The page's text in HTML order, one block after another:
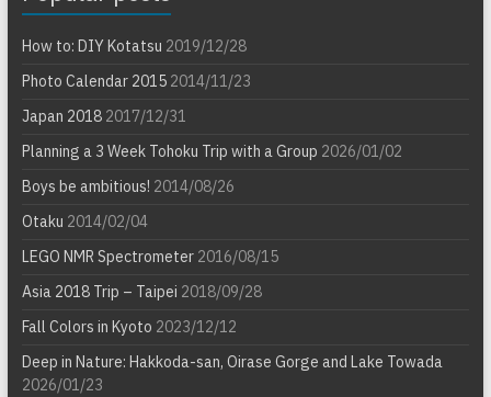
How to: DIY Kotatsu 2019/12/28
Photo Calendar 20152014/11/23
Japan 20182017/12/31
Planning a 3 Week Tohoku Trip with a Group 2026/01/02
Boys be ambitious! 2014/08/26
Otaku 2014/02/04
LEGO NMR Spectrometer2016/08/15
Asia 2018 Trip – Taipei 2018/09/28
Fall Colors in Kyoto 2023/12/12
Deep in Nature: Hakkoda-san, Oirase Gorge and Lake Towada
2026/01/23